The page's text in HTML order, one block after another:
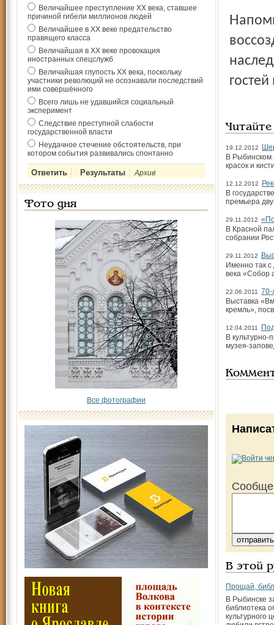
Величайшее преступление ХХ века, ставшее
причиной гибели миллионов людей
Величайшее в ХХ веке предательство
правящего класса
Величайшая в ХХ веке провокация
иностранных спецслужб
Величайшая глупость ХХ века, поскольку
участники революций не осознавали последствий
ими совершённого
Всего лишь не удавшийся социальный
эксперимент
Следствие преступной слабости
государственной власти
Неудачное стечение обстоятельств, при
котором события развивались спонтанно
Архив
Фото дня
Все фотографии
Напомним, что опыт Ярославля по сохранению и
19.12.2012
В Рыбинском
красок и
12.12.2012
В
премьера
29.11.2012
В Красной
собрании
29.11.2012
Именно так с
века «Собор
22.06.2011
70-
Выставка
кремль»,
12.04.2011
В
музея-
В этой
Прощай,
В Рыбинске
библиотека
культурного